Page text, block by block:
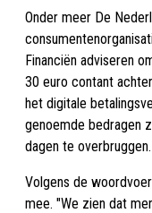
Onder meer De
Financiën adviseren
30 euro contant
het digitale
genoemde bedragen
dagen te overbruggen.
Volgens de
mee. "We zien dat